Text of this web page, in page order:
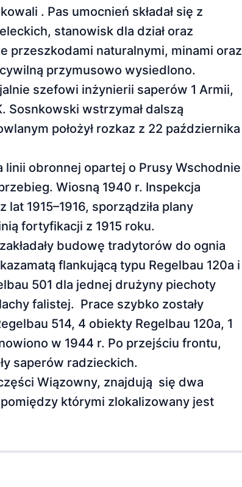
. Pas umocnień składał się z
stanowisk dla dział oraz
przeszkodami naturalnymi, minami oraz
przymusowo wysiedlono.
szefowi inżynierii saperów 1 Armii,
Sosnkowski wstrzymał dalszą
położył rozkaz z 22 października
linii obronnej opartej o Prusy Wschodnie
Wiosną 1940 r. Inspekcja
1915–1916, sporządziła plany
fortyfikacji z 1915 roku.
budowę tradytorów do ognia
flankującą typu Regelbau 120a i
501 dla jednej drużyny piechoty
falistej. Prace szybko zostały
514, 4 obiekty Regelbau 120a, 1
w 1944 r. Po przejściu frontu,
saperów radzieckich.
Wiązowny, znajdują się dwa
którymi zlokalizowany jest